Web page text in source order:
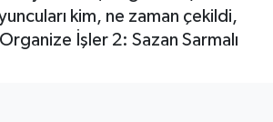
kim, ne zaman çekildi,
İşler 2: Sazan Sarmalı